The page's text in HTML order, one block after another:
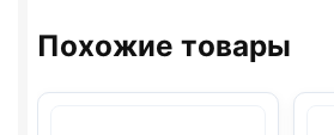
Похожие товары